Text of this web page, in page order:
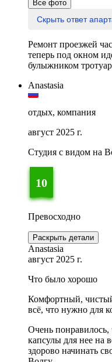
Все фото
Скрыть
Ремонт проезжей
теперь под окном
булыжником
Anastasia
отдых, компания
август 2025 г.
Студия с видом на
10
Превосходно
Раскрыть детали
Anastasia
август 2025 г.
Что было хорошо
Комфортный,
всё, что нужно для
Очень понравилось,
капсулы для нее на
здорово начинать